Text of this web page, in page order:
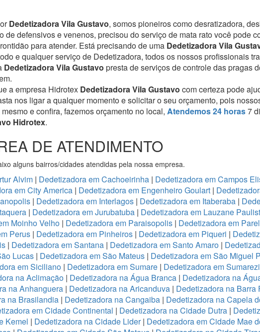
Dedetizadora Vila Gustavo, somos pioneiros como desratizadora,
defensivos e venenos, precisou do serviço de mata rato você pode
para atender. Está precisando de uma Dedetizadora Vila
e qualquer serviço de Dedetizadora, todos os nossos profissionais
Dedetizadora Vila Gustavo presta de serviços de controle das pragas
a empresa Hidrotex Dedetizadora Vila Gustavo com certeza pode
nos ligar a qualquer momento e solicitar o seu orçamento, pois
e confira, fazemos orçamento no local, Atendemos 24 horas7
Hidrotex.
DE ATENDIMENTO
alguns bairros/cidades atendidas pela nossa empresa.
Alvim | Dedetizadora em Cachoeirinha | Dedetizadora em Campos
em City America | Dedetizadora em Engenheiro Goulart |
| Dedetizadora em Interlagos | Dedetizadora em Itaberaba |
| Dedetizadora em Jurubatuba | Dedetizadora em Lauzane
Moinho Velho | Dedetizadora em Paraisopolis | Dedetizadora em
Perus | Dedetizadora em Pinheiros | Dedetizadora em Piqueri |
| Dedetizadora em Santana| Dedetizadora em Santo Amaro|
Lucas| Dedetizadora em São Mateus | Dedetizadora em São Miguel
em Siciliano | Dedetizadora em Sumare | Dedetizadora em
na Aclimação| Dedetizadora na Água Branca| Dedetizadora na
na Anhanguera | Dedetizadora na Aricanduva | Dedetizadora na Barra
na Brasilandia| Dedetizadora na Cangaiba| Dedetizadora na Capela
em Cidade Continental | Dedetizadora na Cidade Dutra |
Kemel | Dedetizadora na Cidade Lider| Dedetizadora em Cidade Mae